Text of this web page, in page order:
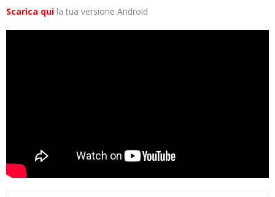
Scarica qui la tua versione Android